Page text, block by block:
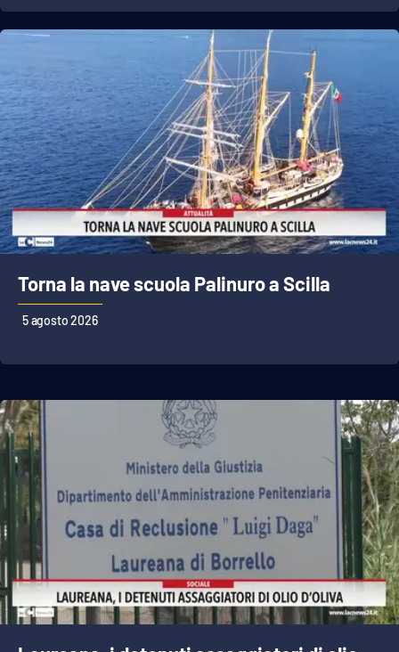
APP
Android
Apple
Torna la nave scuola Palinuro a Scilla
5 agosto 2026